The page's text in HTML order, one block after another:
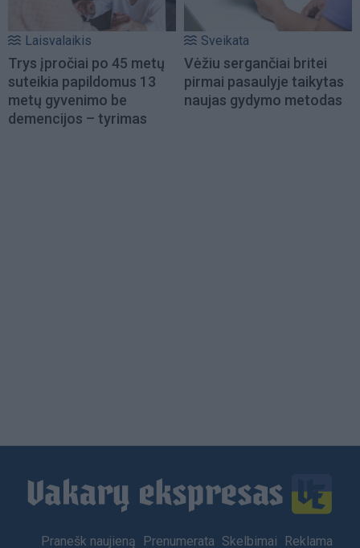
Laisvalaikis
Trys įpročiai po 45 metų
suteikia papildomus 13
metų gyvenimo be
demencijos – tyrimas
Sveikata
Vėžiu sergančiai britei
pirmai pasaulyje taikytas
naujas gydymo metodas
Footer
Pranešk naujieną Prenumerata Skelbimai Reklama